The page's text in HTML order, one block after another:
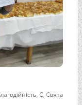
,С,Свята